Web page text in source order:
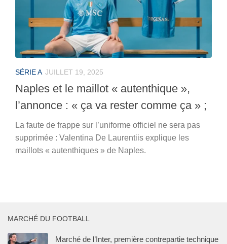
SÉRIE A JUILLET 19, 2025
Naples et le maillot « autenthique »,
l’annonce : « ça va rester comme ça » ;
La faute de frappe sur l’uniforme officiel ne sera pas
supprimée : Valentina De Laurentiis explique les
maillots « autenthiques » de Naples.
MARCHÉ DU FOOTBALL
Marché de l’Inter, première contrepartie technique